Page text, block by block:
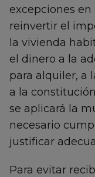
excepciones en
reinvertir el
la vivienda
el dinero a la
para alquiler, a
a la
se aplicará la
necesario
justificar
Para evitar